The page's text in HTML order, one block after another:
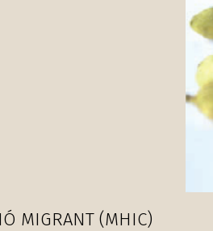
MIGRANT (MHIC)